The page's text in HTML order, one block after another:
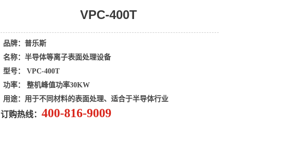
VPC-400T
品牌：普乐斯
名称：半导体等离子表面处理设备
型号： VPC-400T
功率： 整机峰值功率30KW
用途：用于不同材料的表面处理、适合于半导体行业
订购热线： 400-816-9009